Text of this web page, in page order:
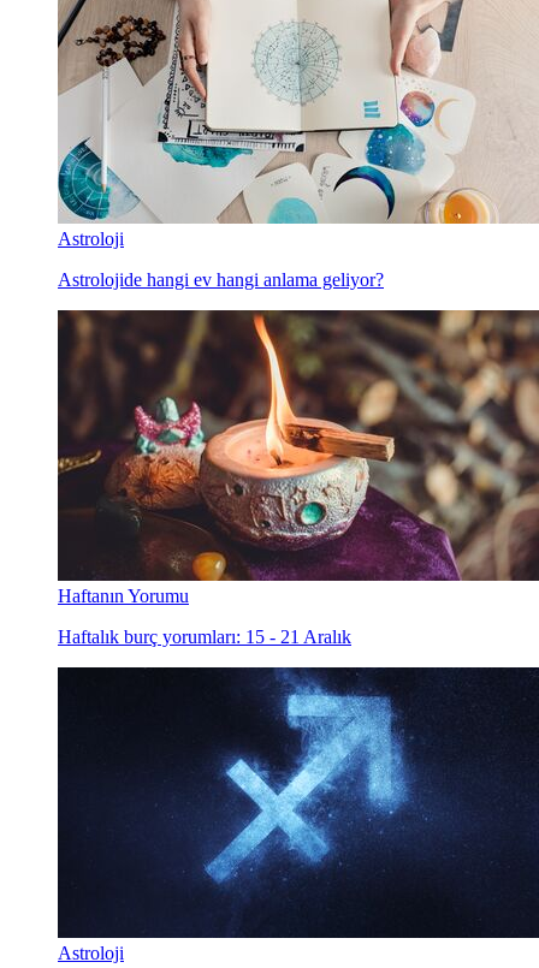
Astroloji
Astrolojide hangi ev hangi anlama geliyor?
Haftanın Yorumu
Haftalık burç yorumları: 15 - 21 Aralık
Astroloji